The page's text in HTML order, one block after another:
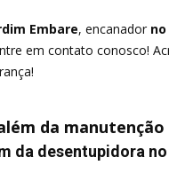
Embare, encanador
em contato conosco!
da
da desentupidora